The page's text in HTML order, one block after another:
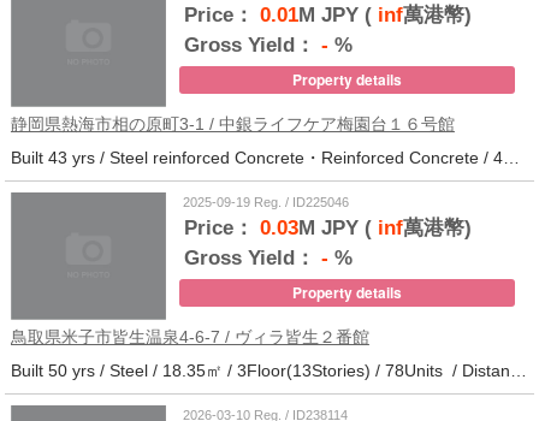
Price： 0.01M JPY (inf萬港幣)
Gross Yield： - %
Property details
静岡県熱海市相の原町3-1 / 中銀ライフケア梅園台１６号館
Built 43 yrs / Steel reinforced Concrete・Reinforced Concrete / 44.37㎡ / 14Floor(14Stories) / 294Units / Distance from the station.25
2025-09-19 Reg. / ID225046
Price： 0.03M JPY (inf萬港幣)
Gross Yield： - %
Property details
鳥取県米子市皆生温泉4-6-7 / ヴィラ皆生２番館
Built 50 yrs / Steel / 18.35㎡ / 3Floor(13Stories) / 78Units / Distance from the station.
2026-03-10 Reg. / ID238114